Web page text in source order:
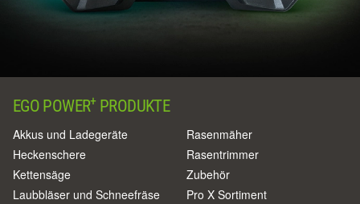
EGO POWER+PRODUKTE
Akkus und Ladegeräte
Heckenschere
Kettensäge
Laubbläser und Schneefräse
Rasenmäher
Rasentrimmer
Zubehör
Pro X Sortiment